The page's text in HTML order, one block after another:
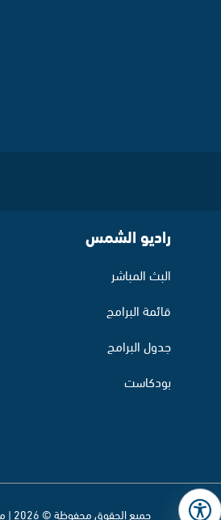
راديو الشمس
البث المباشر
قائمة البرامج
جدول البرامج
بودكاست
جميع الحقوق محفوظة © 2026 | موقع الشمس